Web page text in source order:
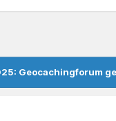
Geocachingforum